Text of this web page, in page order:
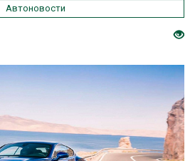
Автоновости